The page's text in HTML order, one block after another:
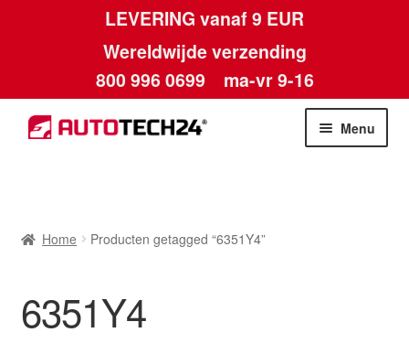
LEVERING vanaf 9 EUR
Wereldwijde verzending
800 996 0699 ma-vr 9-16
Ga
door
Ga
naar
Menu
Betalingen
Home Producten getagged “6351Y4”
6351Y4